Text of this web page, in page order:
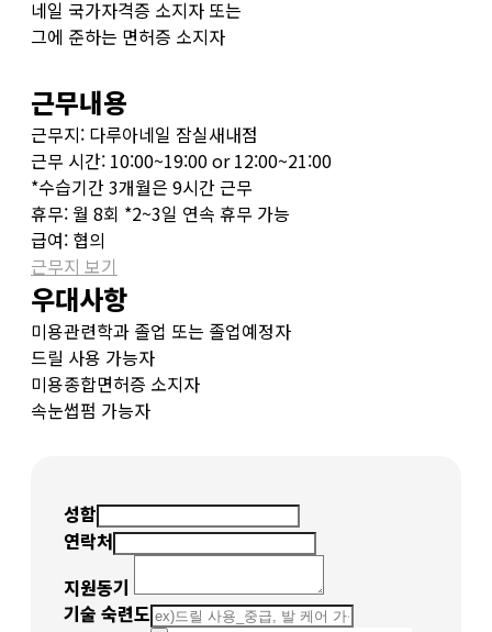
네일 국가자격증 소지자 또는
그에 준하는 면허증 소지자
근무내용
근무지: 다루아네일 잠실새내점
근무 시간: 10:00~19:00 or 12:00~21:00
*수습기간 3개월은 9시간 근무
휴무: 월 8회 *2~3일 연속 휴무 가능
급여: 협의
근무지 보기
우대사항
미용관련학과 졸업 또는 졸업예정자
드릴 사용 가능자
미용종합면허증 소지자
속눈썹펌 가능자
성함
연락처
지원동기
기술 숙련도